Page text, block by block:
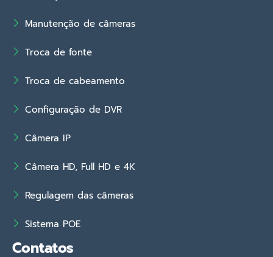
Manutenção de câmeras
Troca de fonte
Troca de cabeamento
Configuração de DVR
Câmera IP
Câmera HD, Full HD e 4K
Regulagem das câmeras
Sistema POE
Contatos